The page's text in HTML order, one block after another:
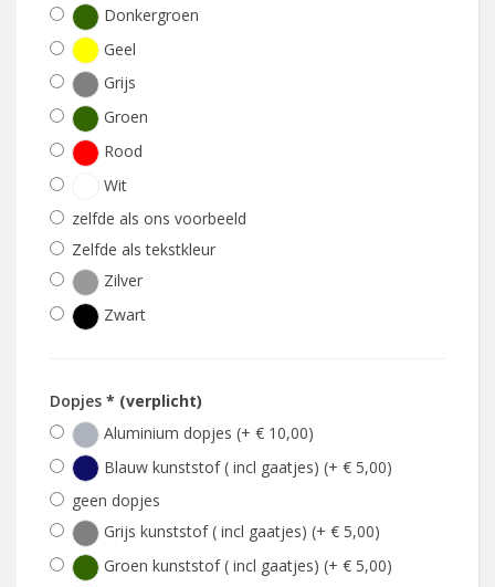
Donkergroen
Geel
Grijs
Groen
Rood
Wit
zelfde als ons voorbeeld
Zelfde als tekstkleur
Zilver
Zwart
Dopjes * (verplicht)
Aluminium dopjes (+ € 10,00)
Blauw kunststof ( incl gaatjes) (+ € 5,00)
geen dopjes
Grijs kunststof ( incl gaatjes) (+ € 5,00)
Groen kunststof ( incl gaatjes) (+ € 5,00)